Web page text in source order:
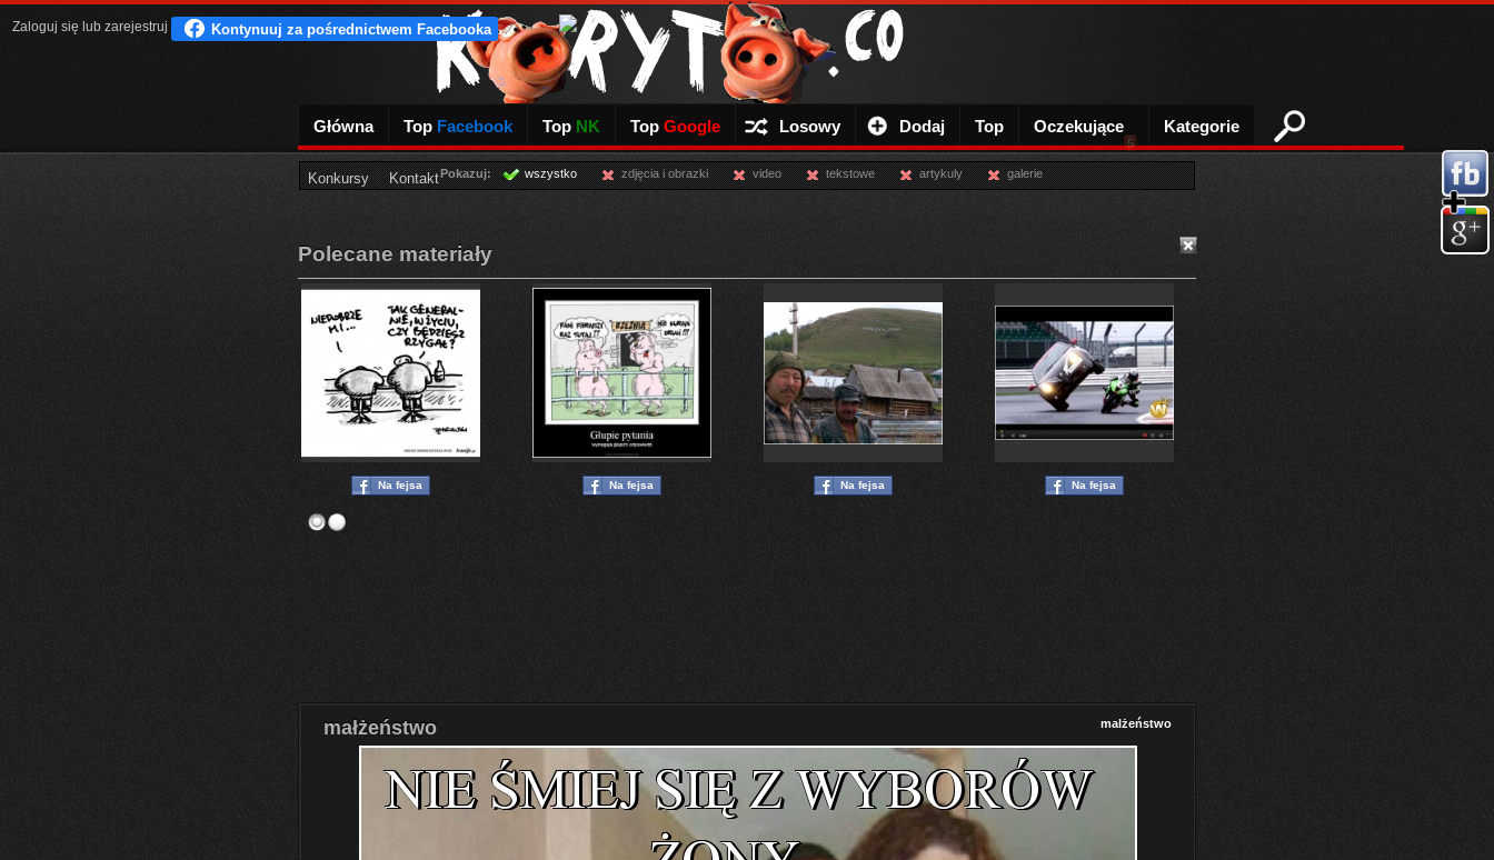
Główna Top Facebook Top NK Top Google Losowy Dodaj Top Oczekujące
5
Kategorie
Konkursy Kontakt
Zaloguj się lub zarejestruj
Pokazuj: wszystko zdjęcia i obrazki video tekstowe artykuly galerie
Polecane materiały
Na fejsa Na fejsa Na fejsa Na fejsa
malżeństwo
małżeństwo